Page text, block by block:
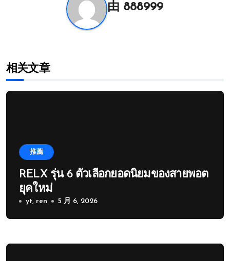
由 888999
相关文章
推薦
RELX รุ่น 6 ตัวเลือกยอดนิยมของสายพอต
ยุคใหม่
yt, ren 5 月 6, 2026